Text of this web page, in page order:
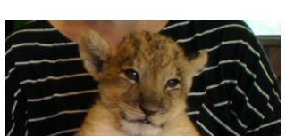
mitz
OYZ
S.K